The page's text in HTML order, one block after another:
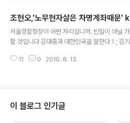
비밀은 이 변호사가 쥐고 있다. 이를테면 그는 판
시 세간의 관심을 끈 건 김태호 총리 후보자와
문회 때문이다. 원본출처 중앙일보 http://
조현오,'노무현자살은 차명계좌때문'
서울경찰청장이 어떤 자리입니까. 빈밀이 아닐
할 것입니다 김대중과 대한민국을 말한다 1 ; 김
한민국을 말한다 2 ; 김기삼책출판 ; DJ 노벨
국을 말한다 5-박지원, '국정원내에 빨갱이 두
ory..
11 0 2010. 8. 13.
이 블로그 인기글